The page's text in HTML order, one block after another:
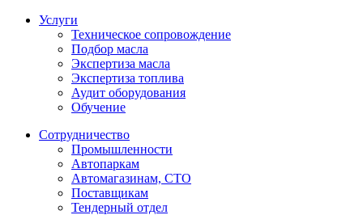
Услуги
Техническое сопровождение
Подбор масла
Экспертиза масла
Экспертиза топлива
Аудит оборудования
Обучение
Сотрудничество
Промышленности
Автопаркам
Автомагазинам, СТО
Поставщикам
Тендерный отдел